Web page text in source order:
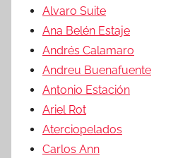
Alvaro Suite
Ana Belén Estaje
Andrés Calamaro
Andreu Buenafuente
Antonio Estación
Ariel Rot
Aterciopelados
Carlos Ann